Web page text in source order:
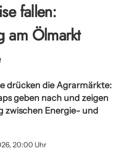
fallen:
am Ölmarkt
drücken die Agrarmärkte:
geben nach und zeigen
zwischen Energie- und
20:00 Uhr